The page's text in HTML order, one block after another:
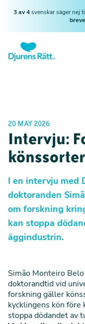
3 av 4svenskar säger nej
20 MAY 2026
Intervju:
I en intervju med
doktoranden
om forskning
kan stoppa
äggindustrin.
Simão Monteiro
doktorandtid vid
forskning gäller
kycklingens kön före
stoppa dödandet av